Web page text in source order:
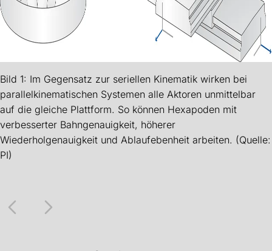
Bild 1: Im Gegensatz zur seriellen Kinematik wirken bei
parallelkinematischen Systemen alle Aktoren unmittelbar
auf die gleiche Plattform. So können Hexapoden mit
verbesserter Bahngenauigkeit, höherer
Wiederholgenauigkeit und Ablaufebenheit arbeiten. (Quelle:
PI)